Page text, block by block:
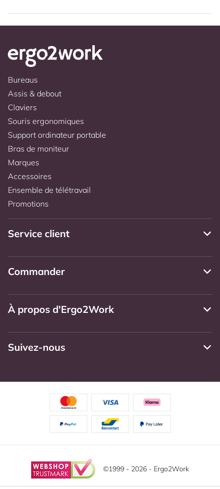
Bureaus
Assis & debout
Claviers
Souris ergonomiques
Support ordinateur portable
Bras de moniteur
Marques
Accessoires
Ensemble de télétravail
Promotions
Service client
Commander
À propos d'Ergo2Work
Suivez-nous
©1999 - 2026 - Ergo2Work